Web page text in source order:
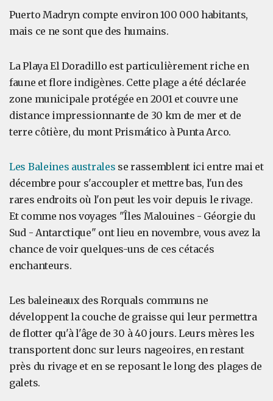
Puerto Madryn compte environ 100 000 habitants,
mais ce ne sont que des humains.
La Playa El Doradillo est particulièrement riche en
faune et flore indigènes. Cette plage a été déclarée
zone municipale protégée en 2001 et couvre une
distance impressionnante de 30 km de mer et de
terre côtière, du mont Prismático à Punta Arco.
Les Baleines australes se rassemblent ici entre mai et
décembre pour s'accoupler et mettre bas, l'un des
rares endroits où l'on peut les voir depuis le rivage.
Et comme nos voyages "Îles Malouines - Géorgie du
Sud - Antarctique" ont lieu en novembre, vous avez la
chance de voir quelques-uns de ces cétacés
enchanteurs.
Les baleineaux des Rorquals communs ne
développent la couche de graisse qui leur permettra
de flotter qu'à l'âge de 30 à 40 jours. Leurs mères les
transportent donc sur leurs nageoires, en restant
près du rivage et en se reposant le long des plages de
galets.